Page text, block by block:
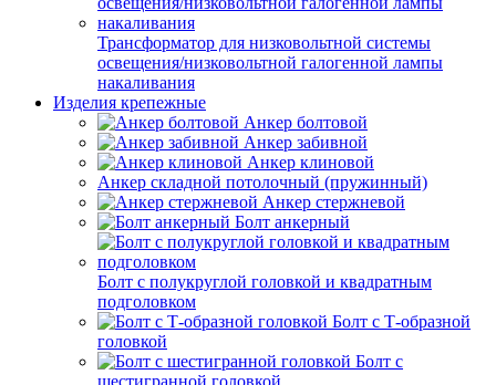
Трансформатор для низковольтной системы
освещения/низковольтной галогенной лампы
накаливания
Изделия крепежные
Анкер болтовой
Анкер забивной
Анкер клиновой
Анкер складной потолочный (пружинный)
Анкер стержневой
Болт анкерный
Болт с полукруглой головкой и квадратным
подголовком
Болт с Т-образной
головкой
Болт с
шестигранной головкой